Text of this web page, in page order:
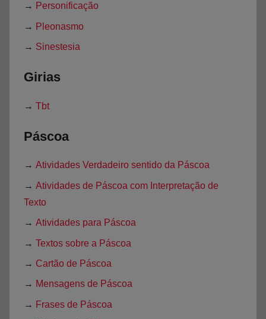
→ Personificação
→ Pleonasmo
→ Sinestesia
Girias
→ Tbt
Páscoa
→ Atividades Verdadeiro sentido da Páscoa
→ Atividades de Páscoa com Interpretação de
Texto
→ Atividades para Páscoa
→ Textos sobre a Páscoa
→ Cartão de Páscoa
→ Mensagens de Páscoa
→ Frases de Páscoa